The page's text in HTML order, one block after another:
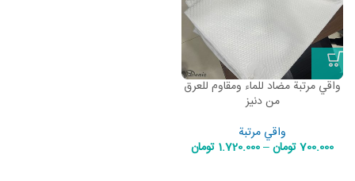
واقي مرتبة مضاد للماء ومقاوم للعرق
من دنيز
واقي مرتبة
700.000تومان–
1.720.000 تومان